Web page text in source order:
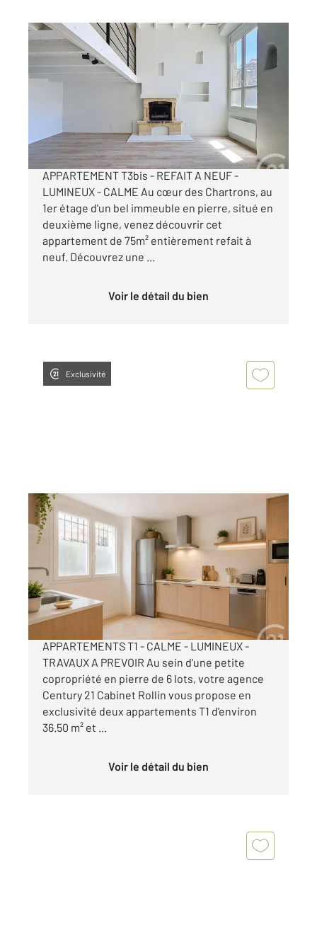
BORDEAUX 33
75 m2, 3 pièces
Ref : 26821
Appartement à vendre
384 205 €
BORDEAUX CHARTRONS - PLACE PICARD -
APPARTEMENT T3bis - REFAIT A NEUF -
LUMINEUX - CALME Au cœur des Chartrons, au
1er étage d'un bel immeuble en pierre, situé en
deuxième ligne, venez découvrir cet
appartement de 75m² entièrement refait à
neuf. Découvrez une ...
Voir le détail du bien
Exclusivité
BORDEAUX 33
36,49 m2, 1 pièce
Ref : 26789
Appartement Studio à vendre
160 000 €
BORDEAUX - COEUR CHARTRONS
APPARTEMENTS T1 - CALME - LUMINEUX -
TRAVAUX A PREVOIR Au sein d'une petite
copropriété en pierre de 6 lots, votre agence
Century 21 Cabinet Rollin vous propose en
exclusivité deux appartements T1 d'environ
36.50 m² et ...
Voir le détail du bien